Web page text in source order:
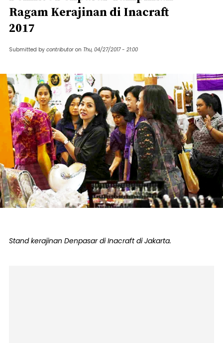
Ragam Kerajinan di Inacraft
2017
Submitted by contributor on Thu, 04/27/2017 - 21:00
Stand kerajinan Denpasar di Inacraft di Jakarta.